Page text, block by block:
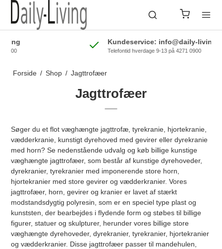
Kundeservice: info@daily-living.dk
Telefontid hverdage 9-13 på 4271 0900
Forside / Shop / Jagttrofæer
Jagttrofæer
Søger du et flot væghængte jagttrofæ, tyrekranie, hjortekranie,
vædderkranie, kunstigt dyrehoved med gevirer eller dyrekranie
med horn? Se nedenstående udvalg og køb billige kunstige
væghængte jagttrofæer, som består af kunstige dyrehoveder,
dyrekranier, tyrekranier med imponerende store horn,
hjortekranier med store gevirer og vædderkranier. Vores
jagttrofæer, horn, gevirer og kranier er lavet af stærkt
modstandsdygtig polyresin, som er en speciel type plast og
kunststen, der bearbejdes i flydende form og støbes til billige
figurer, statuer og skulpturer, herunder vores billige store
væghængte dyrehoveder, dyrekranier, tyrekranier, hjortekranier
og vædderkranier. Disse jagttrofæer passer til mandehulen,